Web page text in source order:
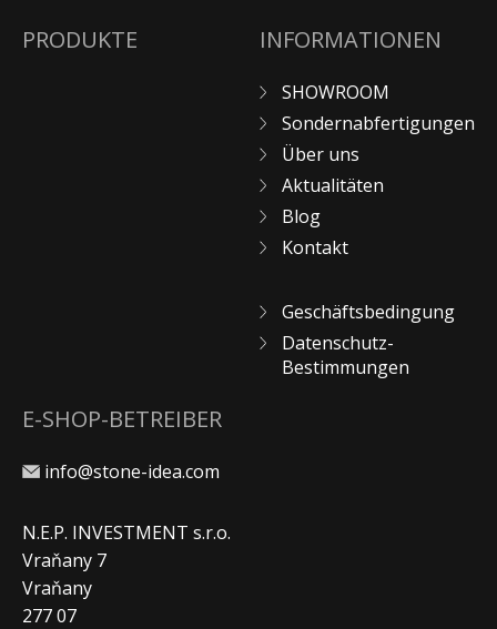
ÜBER UNS
PRODUKTE INFORMATIONEN
SHOWROOM
Sondernabfertigungen
Über uns
Aktualitäten
Blog
Kontakt
Geschäftsbedingung
Datenschutz-
Bestimmungen
E-SHOP-BETREIBER
info@stone-idea.com
N.E.P. INVESTMENT s.r.o.
Vraňany 7
Vraňany
277 07